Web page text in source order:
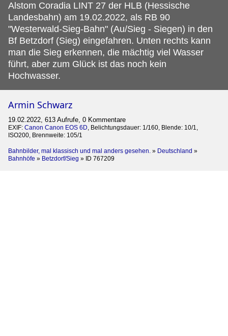
Alstom Coradia LINT 27 der HLB (Hessische
Landesbahn) am 19.02.2022, als RB 90
"Westerwald-Sieg-Bahn" (Au/Sieg - Siegen) in den
Bf Betzdorf (Sieg) eingefahren. Unten rechts kann
man die Sieg erkennen, die mächtig viel Wasser
führt, aber zum Glück ist das noch kein
Hochwasser.
Armin Schwarz
19.02.2022, 613 Aufrufe, 0 Kommentare
EXIF: Canon Canon EOS 6D, Belichtungsdauer: 1/160, Blende: 10/1,
ISO200, Brennweite: 105/1
Bahnbilder, mal klassisch und mal anders gesehen. » Deutschland »
Bahnhöfe » Betzdorf/Sieg » ID 767209